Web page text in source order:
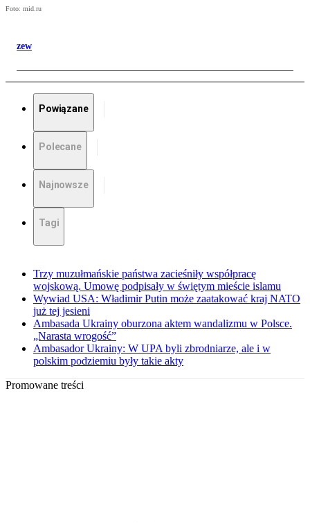
Foto: mid.ru
zew
Powiązane
Polecane
Najnowsze
Tagi
Trzy muzułmańskie państwa zacieśniły współpracę
wojskową. Umowę podpisały w świętym mieście islamu
Wywiad USA: Władimir Putin może zaatakować kraj NATO
już tej jesieni
Ambasada Ukrainy oburzona aktem wandalizmu w Polsce.
„Narasta wrogość”
Ambasador Ukrainy: W UPA byli zbrodniarze, ale i w
polskim podziemiu były takie akty
Promowane treści